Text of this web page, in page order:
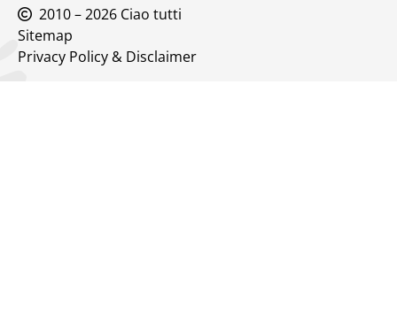
2010 – 2026 Ciao tutti
Sitemap
Privacy Policy & Disclaimer